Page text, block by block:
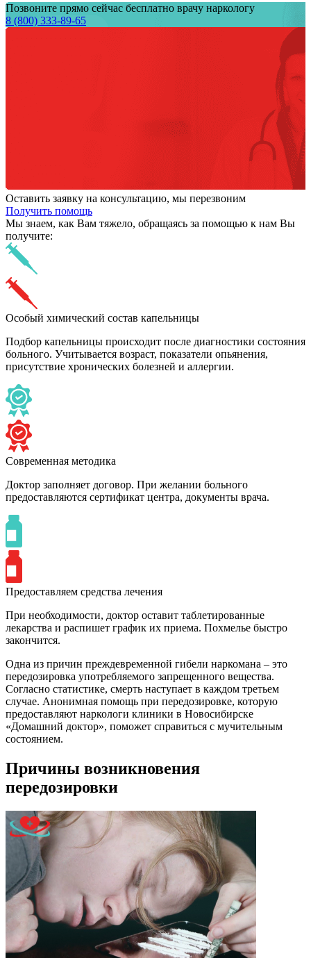
Позвоните прямо сейчас бесплатно врачу наркологу
8 (800) 333-89-65
Оставить заявку на консультацию, мы перезвоним
Получить помощь
Мы знаем, как Вам тяжело, обращаясь за помощью к нам Вы
получите:
Особый химический состав капельницы
Подбор капельницы происходит после диагностики состояния
больного. Учитывается возраст, показатели опьянения,
присутствие хронических болезней и аллергии.
Современная методика
Доктор заполняет договор. При желании больного
предоставляются сертификат центра, документы врача.
Предоставляем средства лечения
При необходимости, доктор оставит таблетированные
лекарства и распишет график их приема. Похмелье быстро
закончится.
Одна из причин преждевременной гибели наркомана – это
передозировка употребляемого запрещенного вещества.
Согласно статистике, смерть наступает в каждом третьем
случае. Анонимная помощь при передозировке, которую
предоставляют наркологи клиники в Новосибирске
«Домашний доктор», поможет справиться с мучительным
состоянием.
Причины возникновения
передозировки